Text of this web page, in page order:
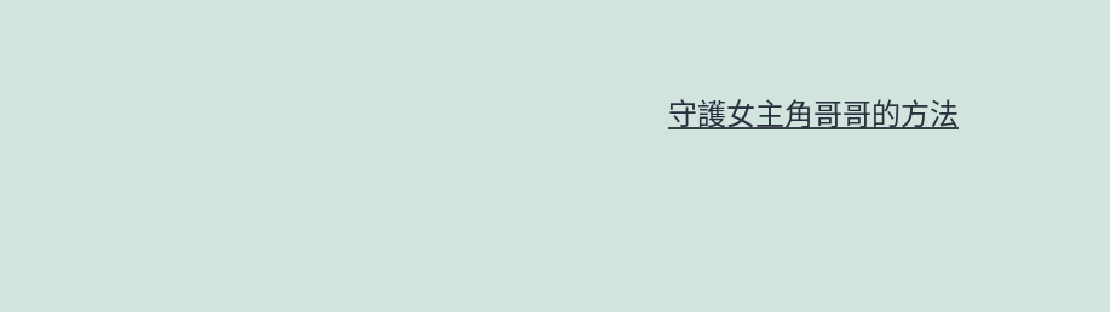
守護女主角哥哥的方法